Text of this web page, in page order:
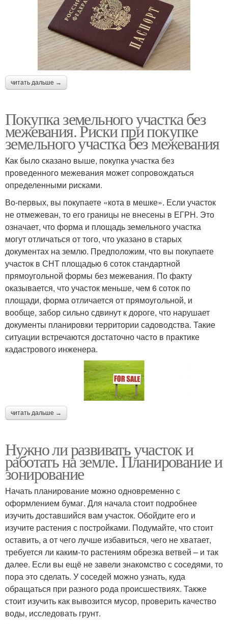
читать дальше →
Покупка земельного участка без
межевания. Риски при покупке
земельного участка без межевания
Как было сказано выше, покупка участка без
проведенного межевания может сопровождаться
определенными рисками.
Во-первых, вы покупаете «кота в мешке». Если участок
не отмежеван, то его границы не внесены в ЕГРН. Это
означает, что форма и площадь земельного участка
могут отличаться от того, что указано в старых
документах на землю. Предположим, что вы покупаете
участок в СНТ площадью 6 соток стандартной
прямоугольной формы без межевания. По факту
оказывается, что участок меньше, чем 6 соток по
площади, форма отличается от прямоугольной, и
вообще, забор сильно сдвинут к дороге, что нарушает
документы планировки территории садоводства. Такие
ситуации встречаются достаточно часто в практике
кадастрового инженера.
читать дальше →
Нужно ли развивать участок и
работать на земле. Планирование и
зонирование
Начать планирование можно одновременно с
оформлением бумаг. Для начала стоит подробнее
изучить доставшийся вам участок. Обойдите его и
изучите растения с постройками. Подумайте, что стоит
оставить, а от чего лучше избавиться, чего не хватает,
требуется ли каким-то растениям обрезка ветвей – и так
далее. Если вы ещё не завели знакомство с соседями, то
пора это сделать. У соседей можно узнать, куда
обращаться при разного рода происшествиях. Также
стоит изучить как вывозится мусор, проверить качество
воды, исследовать грунт.